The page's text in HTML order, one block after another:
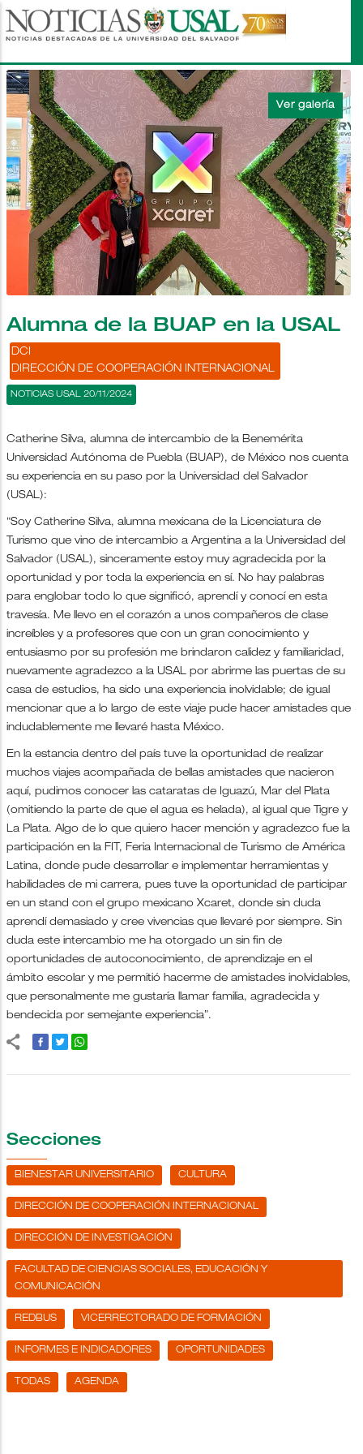
Pasar
al
principal
Alumna de la BUAP en la USAL
DCI
DIRECCIÓN DE COOPERACIÓN INTERNACIONAL
NOTICIAS USAL 20/11/2024
Catherine Silva, alumna de intercambio de la Benemérita
Universidad Autónoma de Puebla (BUAP), de México nos cuenta
su experiencia en su paso por la Universidad del Salvador
(USAL):
“Soy Catherine Silva, alumna mexicana de la Licenciatura de
Turismo que vino de intercambio a Argentina a la Universidad del
Salvador (USAL), sinceramente estoy muy agradecida por la
oportunidad y por toda la experiencia en sí. No hay palabras
para englobar todo lo que significó, aprendí y conocí en esta
travesía. Me llevo en el corazón a unos compañeros de clase
increíbles y a profesores que con un gran conocimiento y
entusiasmo por su profesión me brindaron calidez y familiaridad,
nuevamente agradezco a la USAL por abrirme las puertas de su
casa de estudios, ha sido una experiencia inolvidable; de igual
mencionar que a lo largo de este viaje pude hacer amistades que
indudablemente me llevaré hasta México.
En la estancia dentro del país tuve la oportunidad de realizar
muchos viajes acompañada de bellas amistades que nacieron
aquí, pudimos conocer las cataratas de Iguazú, Mar del Plata
(omitiendo la parte de que el agua es helada), al igual que Tigre y
La Plata. Algo de lo que quiero hacer mención y agradezco fue la
participación en la FIT, Feria Internacional de Turismo de América
Latina, donde pude desarrollar e implementar herramientas y
habilidades de mi carrera, pues tuve la oportunidad de participar
en un stand con el grupo mexicano Xcaret, donde sin duda
aprendí demasiado y cree vivencias que llevaré por siempre. Sin
duda este intercambio me ha otorgado un sin fin de
oportunidades de autoconocimiento, de aprendizaje en el
ámbito escolar y me permitió hacerme de amistades inolvidables,
que personalmente me gustaría llamar familia, agradecida y
bendecida por semejante experiencia”.
Secciones
BIENESTAR UNIVERSITARIO CULTURA
DIRECCIÓN DE COOPERACIÓN INTERNACIONAL
DIRECCIÓN DE INVESTIGACIÓN
FACULTAD DE CIENCIAS SOCIALES, EDUCACIÓN Y
COMUNICACIÓN
REDBUS VICERRECTORADO DE FORMACIÓN
INFORMES E INDICADORES OPORTUNIDADES
TODAS AGENDA